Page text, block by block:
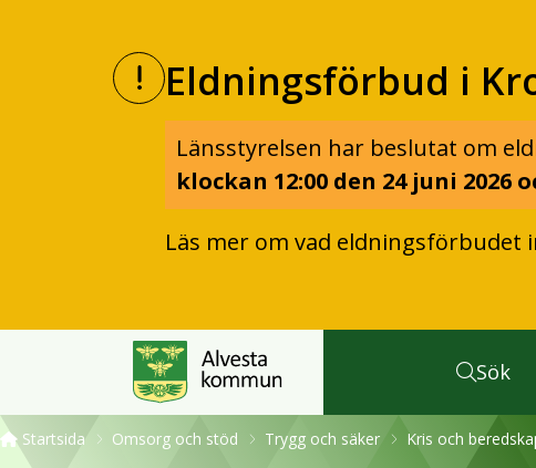
Eldningsförbud i
Länsstyrelsen har beslutat om
klockan 12:00 den 24 juni 2026
Läs mer om vad eldningsförbudet
Sök
Startsida Omsorg och stöd Trygg och säker Kris och